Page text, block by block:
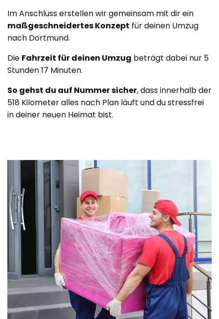
Im Anschluss erstellen wir gemeinsam mit dir ein
maßgeschneidertes Konzept für deinen Umzug
nach Dortmund.
Die Fahrzeit für deinen Umzug beträgt dabei nur 5
Stunden 17 Minuten.
So gehst du auf Nummer sicher, dass innerhalb der
518 Kilometer alles nach Plan läuft und du stressfrei
in deiner neuen Heimat bist.